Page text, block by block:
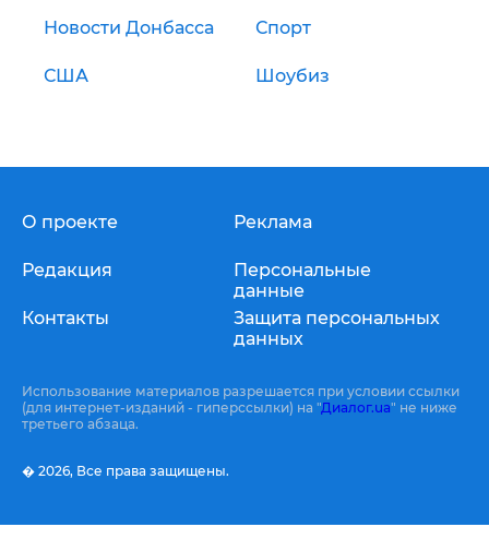
Новости Донбасса Спорт
США Шоубиз
О проекте
Редакция
Контакты
Реклама
Персональные
данные
Защита персональных
данных
Использование материалов разрешается при условии ссылки
(для интернет-изданий - гиперссылки) на "Диалог.ua" не ниже
третьего абзаца.
� 2026, Все права защищены.